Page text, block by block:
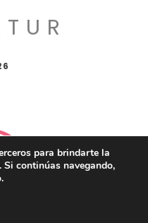
para brindarte la
Si continúas navegando,